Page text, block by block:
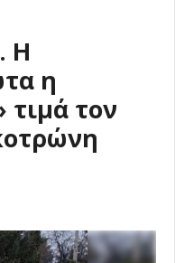
Η
η
τον